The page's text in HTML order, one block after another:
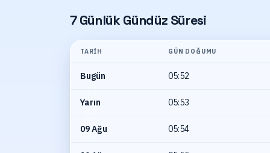
7 Günlük Gündüz Süresi
TARIH GÜN DOĞUMU
Bugün 05:52
Yarın 05:53
09 Ağu 05:54